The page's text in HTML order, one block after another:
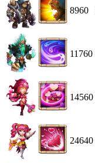
8960
11760
14560
24640